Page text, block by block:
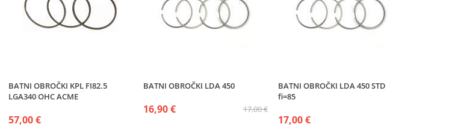
BATNI OBROČKI KPL FI82.5
LGA340 OHC ACME
57,00 €
BATNI OBROČKI LDA 450
17,00 €
16,90 €
BATNI OBROČKI LDA 450 STD
fi=85
17,00 €